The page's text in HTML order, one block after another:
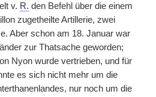
v. R. den Befehl über die einem
zugetheilte Artillerie, zwei
Aber schon am 18. Januar war
zur Thatsache geworden;
Nyon wurde vertrieben, und für
es sich nicht mehr um die
nur noch um die